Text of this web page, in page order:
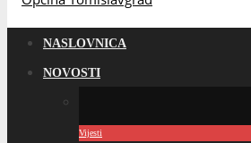
NASLOVNICA
NOVOSTI
Vijesti